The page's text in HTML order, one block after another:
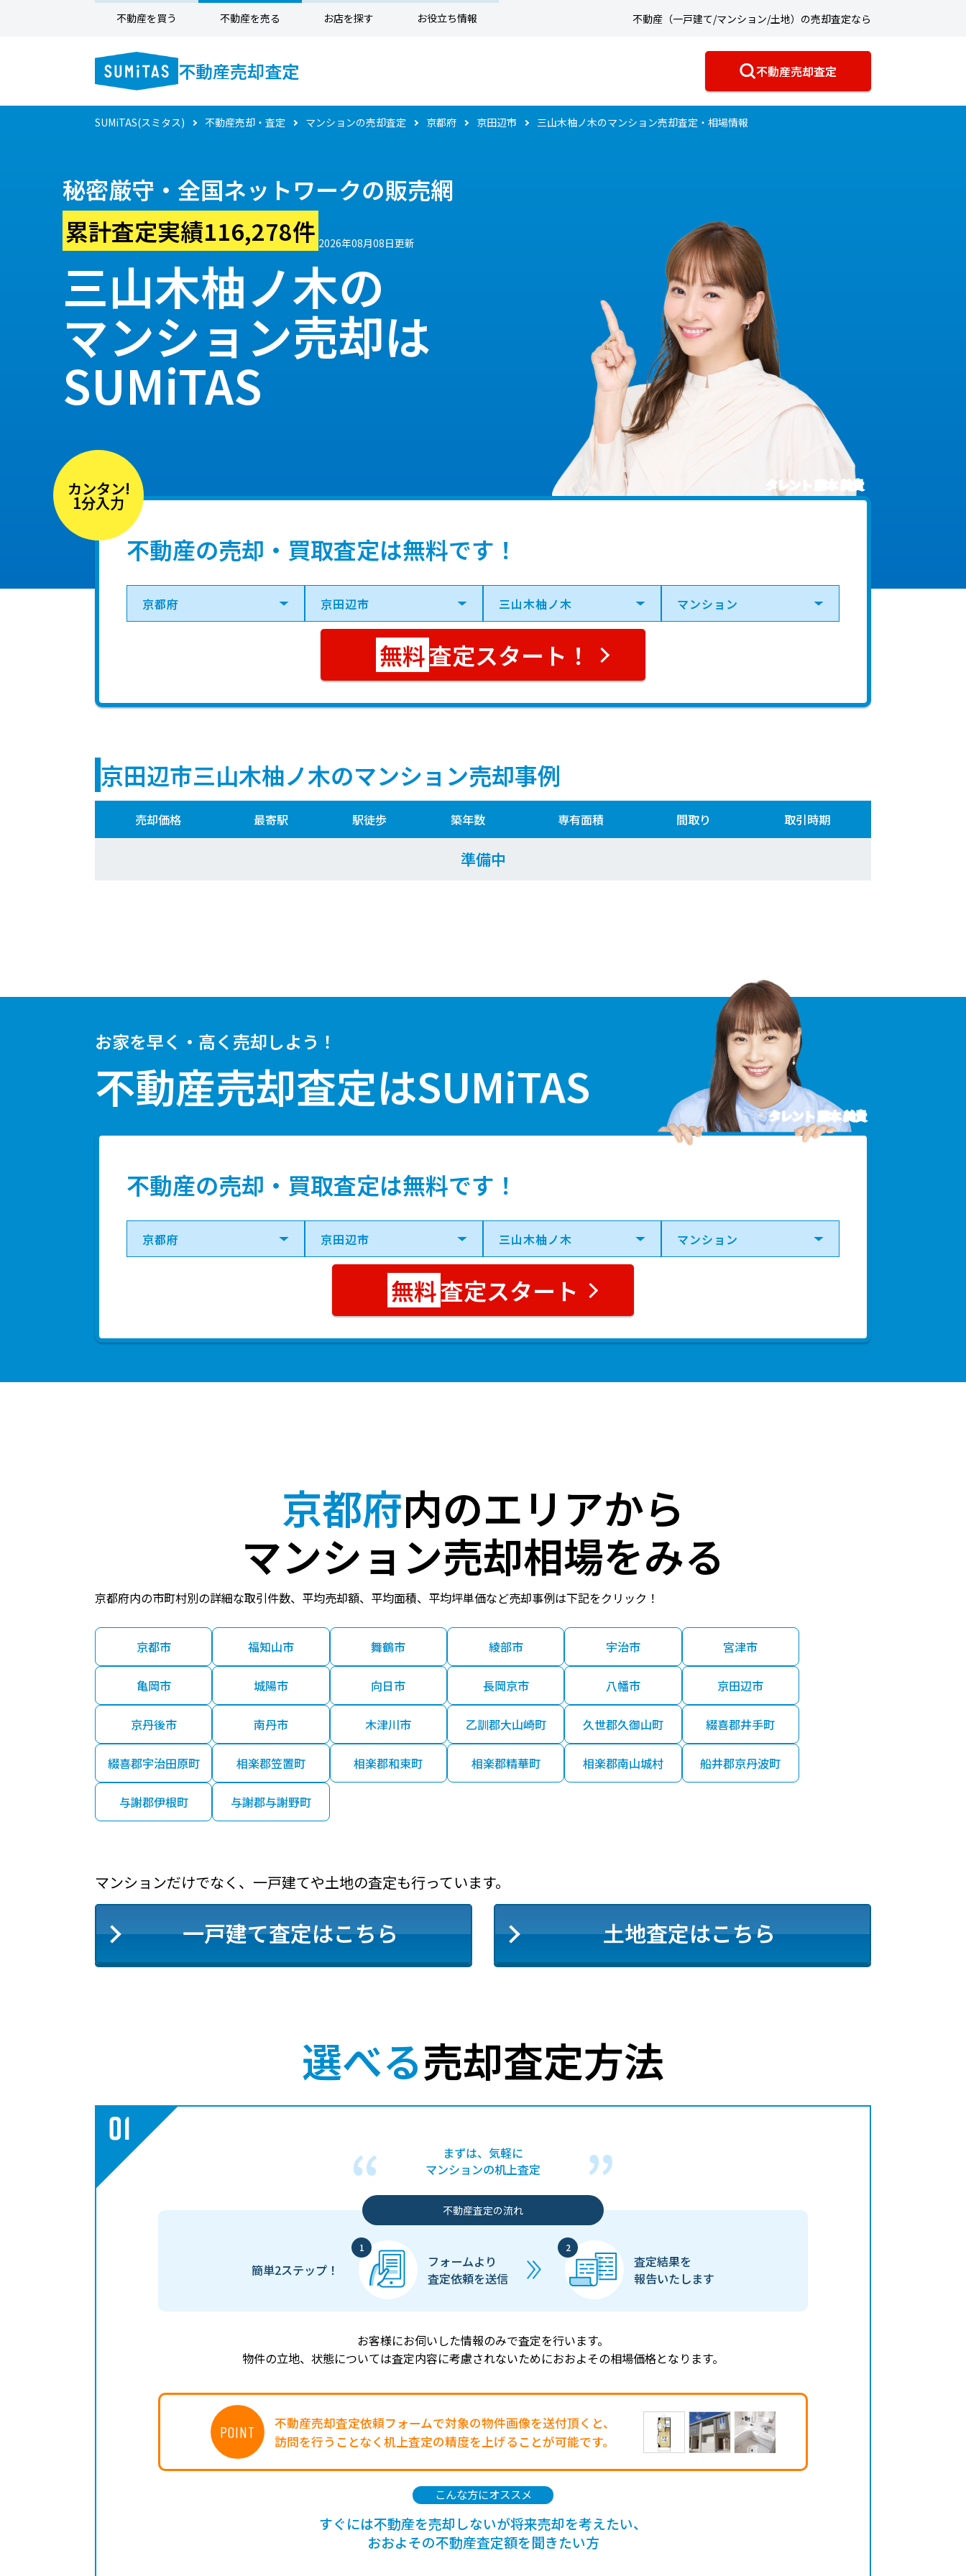
不動産を買う 不動産を売る お店を探す お役立ち情報 不動産（一戸建て/マンション/土地）の売却査定なら
不動産売却査定 不動産売却査定
SUMiTAS(スミタス) 不動産売却・査定 マンションの売却査定 京都府 京田辺市 三山木柚ノ木のマンション売却査定・相場情報
秘密厳守・全国ネットワークの販売網
累計査定実績116,278件 2026年08月08日更新
三山木柚ノ木の
マンション売却は
SUMiTAS
タレント 藤本 美貴
カンタン!
1分入力
不動産の売却・買取査定は無料です！
査定スタート！
京田辺市三山木柚ノ木のマンション売却事例
売却価格 最寄駅 駅徒歩 築年数 専有面積 間取り 取引時期
準備中
お家を早く・高く売却しよう！
不動産売却査定はSUMiTAS
不動産の売却・買取査定は無料です！
タレント 藤本 美貴
査定スタート
京都府内のエリアから
マンション売却相場をみる
京都府内の市町村別の詳細な取引件数、平均売却額、平均面積、平均坪単価など売却事例は下記をクリック！
京都市 福知山市 舞鶴市 綾部市 宇治市 宮津市
亀岡市 城陽市 向日市 長岡京市 八幡市 京田辺市
京丹後市 南丹市 木津川市 乙訓郡大山崎町 久世郡久御山町 綴喜郡井手町
綴喜郡宇治田原町 相楽郡笠置町 相楽郡和束町 相楽郡精華町 相楽郡南山城村 船井郡京丹波町
与謝郡伊根町 与謝郡与謝野町
マンションだけでなく、一戸建てや土地の査定も行っています。
一戸建て査定はこちら 土地査定はこちら
選べる売却査定方法
まずは、気軽に
マンションの机上査定
お客様にお伺いした情報のみで査定を行います。
物件の立地、状態については査定内容に考慮されないためにおおよその相場価格となります。
不動産査定の流れ
簡単2ステップ！
フォームより
査定依頼を送信
査定結果を
報告いたします
POINT
不動産売却査定依頼フォームで対象の物件画像を送付頂くと、
訪問を行うことなく机上査定の精度を上げることが可能です。
こんな方にオススメ
すぐには不動産を売却しないが将来売却を考えたい、
おおよその不動産査定額を聞きたい方